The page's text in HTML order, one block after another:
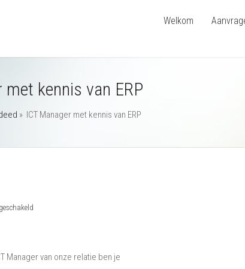
Welkom
met kennis van ERP
» ICT Manager met kennis van ERP
Manager van onze relatie ben je